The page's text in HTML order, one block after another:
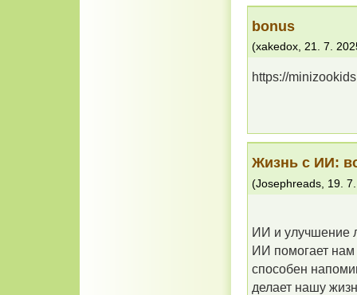
bonus
(xakedox, 21. 7.
https://
Жизнь с ИИ:
(Josephreads 19.
ИИ и улучшение
ИИ помогает
способен
делает нашу